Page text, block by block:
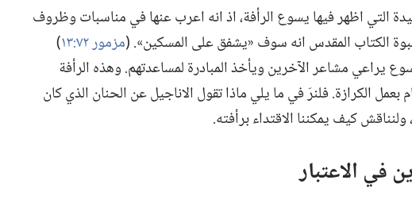
التي اظهر فيها يسوع الرأفة،‏ اذ انه اعرب عنها في مناسبات وظروف
الكتاب المقدس انه سوف «يشفق على المسكين».‏ (‏مزمور ٧٢:‏١٣
‏)‏
يراعي مشاعر الآخرين ويأخذ المبادرة لمساعدتهم.‏ وهذه الرأفة
بعمل الكرازة.‏ فلنرَ في ما يلي ماذا تقول الاناجيل عن الحنان الذي كان
ولنناقش كيف يمكننا الاقتداء برأفته.‏
في الاعتبار